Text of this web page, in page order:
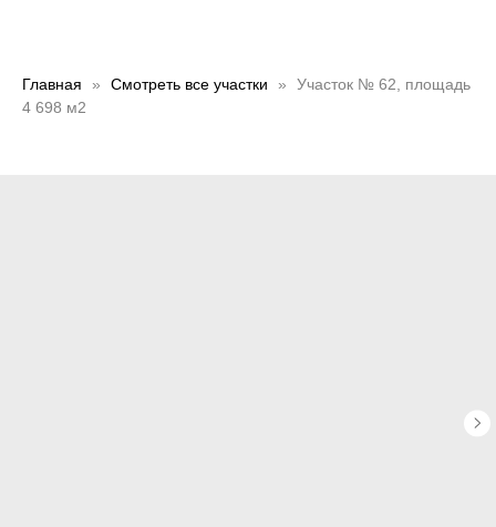
Главная Смотреть все участки
Участок № 62, площадь
4 698 м2